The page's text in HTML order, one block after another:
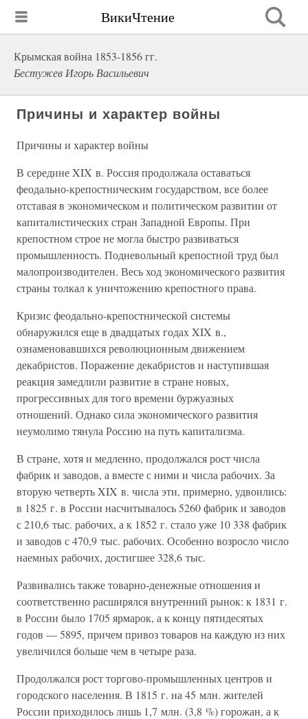
ВикиЧтение
Крымская война 1853-1856 гг.
Бестужев Игорь Васильевич
Причины и характер войны
Причины и характер войны
В середине XIX в. Россия продолжала оставаться
феодально-крепостническим государством, все более
отставая в экономическом и политическом развитии от
капиталистических стран Западной Европы. При
крепостном строе не могла быстро развиваться
промышленность. Подневольный крепостной труд был
малопроизводителен. Весь ход экономического развития
страны толкал к уничтожению крепостного права.
Кризис феодально-крепостнической системы
обнаружился еще в двадцатых годах XIX в.,
ознаменовавшихся революционным движением
декабристов. Поражение декабристов и наступившая
реакция замедлили развитие в стране новых,
прогрессивных для того времени буржуазных
отношений. Однако сила экономического развития
неумолимо тянула Россию на путь капитализма.
В стране, хотя и медленно, продолжался рост числа
фабрик и заводов, а вместе с ними и числа рабочих. За
вторую четверть XIX в. числа эти, примерно, удвоились:
в 1825 г. в России насчитывалось 5260 фабрик и заводов
с 210,6 тыс. рабочих, а к 1852 г. стало уже 10 338 фабрик
и заводов с 470,9 тыс. рабочих. Особенно возросло число
наемных рабочих, достигшее 328,6 тыс.
Развивались также товарно-денежные отношения и
соответственно расширялся внутренний рынок: к 1831 г.
в России было 1705 ярмарок, а к концу пятидесятых
годов — 5895, причем привоз товаров на каждую из них
увеличился больше чем в четыре раза.
Продолжался рост торгово-промышленных центров и
городского населения. В 1815 г. на 45 млн. жителей
России приходилось лишь 1,7 млн. (3,8 %) горожан, а к